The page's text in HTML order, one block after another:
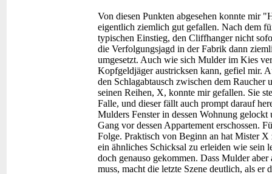
Von diesen Punkten abgesehen konnte mir
eigentlich ziemlich gut gefallen. Nach dem
typischen Einstieg, den Cliffhanger nicht
die Verfolgungsjagd in der Fabrik dann
umgesetzt. Auch wie sich Mulder im Kies
Kopfgeldjäger austricksen kann, gefiel mir.
den Schlagabtausch zwischen dem Raucher
seinen Reihen, X, konnte mir gefallen. Sie
Falle, und dieser fällt auch prompt darauf
Mulders Fenster in dessen Wohnung
Gang vor dessen Appartement erschossen.
Folge. Praktisch von Beginn an hat Mister
ein ähnliches Schicksal zu erleiden wie sein
doch genauso gekommen. Dass Mulder
muss, macht die letzte Szene deutlich, als